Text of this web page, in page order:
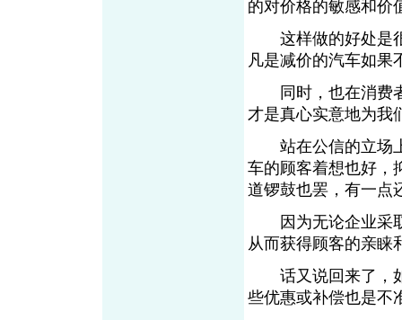
的对价格的敏感和价
这样做的好处是
凡是减价的汽车如果
同时，也在消费
才是真心实意地为
站在公信的立场上
车的顾客着想也好，
道锣鼓也罢，有一点
因为无论企业采取
从而获得顾客的亲睐
话又说回来了，如
些优惠或补偿也是不